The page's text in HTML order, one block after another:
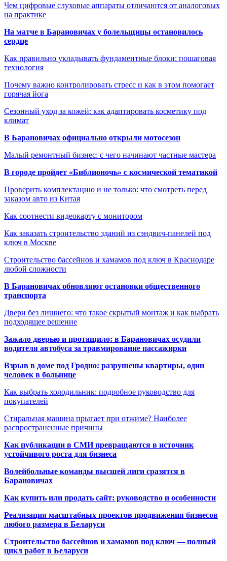
Чем цифровые слуховые аппараты отличаются от аналоговых
на практике
На матче в Барановичах у болельщицы остановилось
сердце
Как правильно укладывать фундаментные блоки: пошаговая
технология
Почему важно контролировать стресс и как в этом помогает
горячая йога
Сезонный уход за кожей: как адаптировать косметику под
климат
В Барановичах официально открыли мотосезон
Малый ремонтный бизнес: с чего начинают частные мастера
В городе пройдет «Библионочь» с космической тематикой
Проверить комплектацию и не только: что смотреть перед
заказом авто из Китая
Как соотнести видеокарту с монитором
Как заказать строительство зданий из сэндвич-панелей под
ключ в Москве
Строительство бассейнов и хамамов под ключ в Краснодаре
любой сложности
В Барановичах обновляют остановки общественного
транспорта
Двери без лишнего: что такое скрытый монтаж и как выбрать
подходящее решение
Зажало дверью и протащило: в Барановичах осудили
водителя автобуса за травмирование пассажирки
Взрыв в доме под Гродно: разрушены квартиры, один
человек в больнице
Как выбрать холодильник: подробное руководство для
покупателей
Стиральная машина прыгает при отжиме? Наиболее
распространенные причины
Как публикации в СМИ превращаются в источник
устойчивого роста для бизнеса
Волейбольные команды высшей лиги сразятся в
Барановичах
Как купить или продать сайт: руководство и особенности
Реализация масштабных проектов продвижения бизнесов
любого размера в Беларуси
Строительство бассейнов и хамамов под ключ — полный
цикл работ в Беларуси